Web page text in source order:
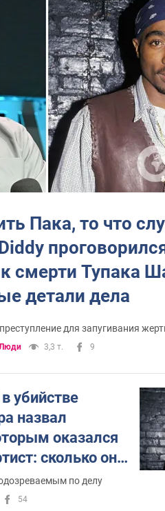
Пака, то что
смерти Тупака
детали дела
для запугивания
3,3 т. 9
убийстве
назвал
оказался
сколько он
рэпера
по делу
54